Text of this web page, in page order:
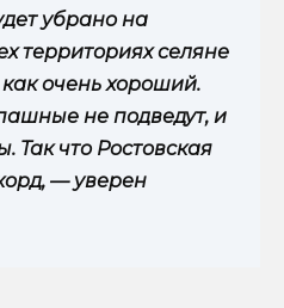
убрано на
территориях селяне
очень хороший.
не подведут, и
Так что Ростовская
— уверен